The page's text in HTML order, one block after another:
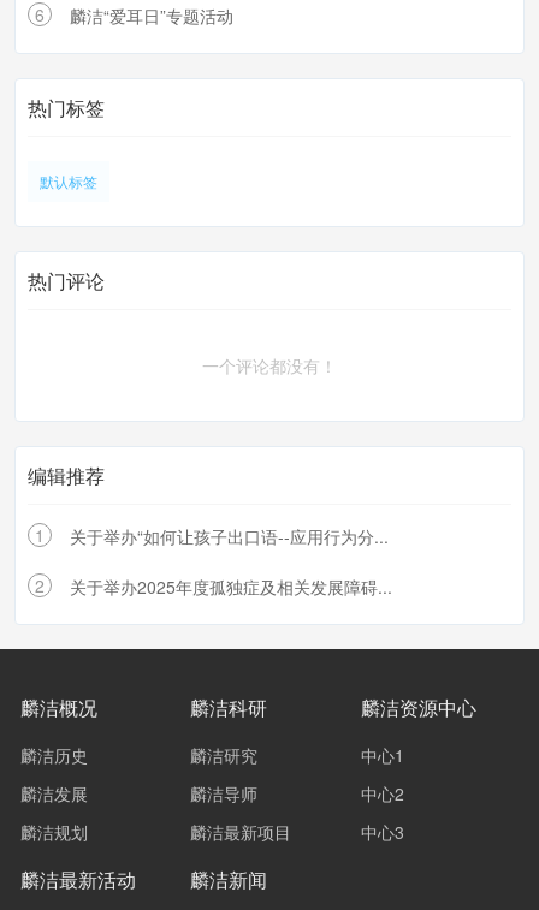
6 麟洁“爱耳日”专题活动
热门标签
默认标签
热门评论
一个评论都没有！
编辑推荐
1 关于举办“如何让孩子出口语--应用行为分...
2 关于举办2025年度孤独症及相关发展障碍...
麟洁概况
麟洁历史
麟洁发展
麟洁规划
麟洁科研
麟洁研究
麟洁导师
麟洁最新项目
麟洁资源中心
中心1
中心2
中心3
麟洁最新活动 麟洁新闻